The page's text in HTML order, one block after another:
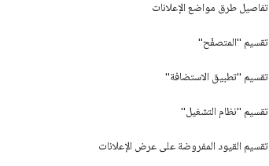
تفاصيل طرق مواضع الإعلانات
تقسيم "المتصفّح"
تقسيم "تطبيق الاستضافة"
تقسيم "نظام التشغيل"
تقسيم القيود المفروضة على عرض الإعلانات